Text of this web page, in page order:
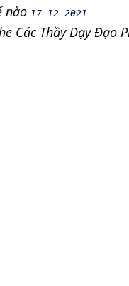
nào 17-12-2021
Các Thầy Dạy Đạo